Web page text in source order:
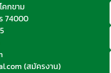
กขาม
74000
(สมัครงาน)